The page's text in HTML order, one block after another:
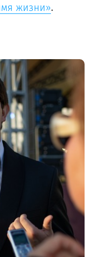
жизни».